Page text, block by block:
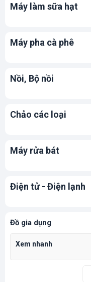
Máy làm sữa hạt
Máy pha cà phê
Nồi, Bộ nồi
Chảo các loại
Máy rửa bát
Điện tử - Điện lạnh
Đồ gia dụng
Xem nhanh